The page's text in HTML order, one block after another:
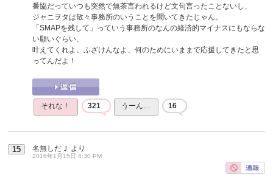
番協だっていつも突然で無茶言われるけど文句言ったことないし、
ジャニヲタは散々事務所のいうことを聞いてきたじゃん。
「SMAPを残して」っていう事務所のなんの経済的マイナスにもならな
い願いぐらい、
叶えてくれよ。ふざけんなよ、何のためにいままで応援してきたと思
ってんだよ！
それな！ 321 うーん… 16
15 名無しだＪ より
2016年1月15日 4:30 PM